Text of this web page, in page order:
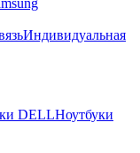
Индивидуальная
DELLНоутбуки